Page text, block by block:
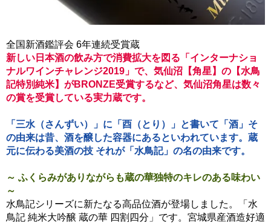
全国新酒鑑評会 6年連続受賞蔵
新しい日本酒の飲み方で消費拡大を図る「インターナショ
ナルワインチャレンジ2019」で、気仙沼【角星】の【水鳥
記特別純米】がBRONZE受賞するなど、気仙沼角星は数々
の賞を受賞している実力蔵です。
「三水（さんずい）」に「酉（とり）」と書いて「酒」そ
の由来は昔、酒を醸した容器にあるといわれています。蔵
元に伝わる美酒の技 それが「水鳥記」の名の由来です。
～ ふくらみがありながらも蔵の華独特のキレのある味わい
～
水鳥記シリーズに新たなる高品位酒が登場しました。「水
鳥記 純米大吟醸 蔵の華 四割四分」です。宮城県産酒造好適